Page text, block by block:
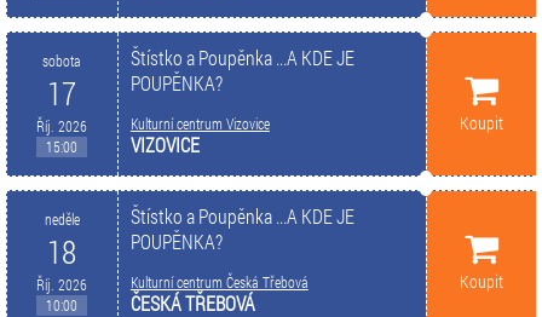
sobota
17
Říj. 2026
15:00
Štístko a Poupěnka ...A KDE JE
POUPĚNKA?
Kulturní centrum Vizovice
VIZOVICE
Koupit
neděle
18
Říj. 2026
10:00
Štístko a Poupěnka ...A KDE JE
POUPĚNKA?
Kulturní centrum Česká Třebová
ČESKÁ TŘEBOVÁ
Koupit